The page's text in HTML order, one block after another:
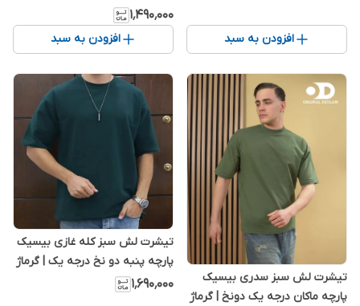
افزودن به سبد
تضمین کیفیت‌
۱٬۴۹۰٬۰۰۰
افزودن به سبد
تیشرت لش سبز سدری بیسیک
پارچه ماکان درجه یک دونخ | گرماژ
تیشرت لش سبز کله غازی بیسیک
پارچه پنبه دو نخ درجه یک | گرماژ
بالا تضمین کیفیت‌
۱٬۶۹۰٬۰۰۰